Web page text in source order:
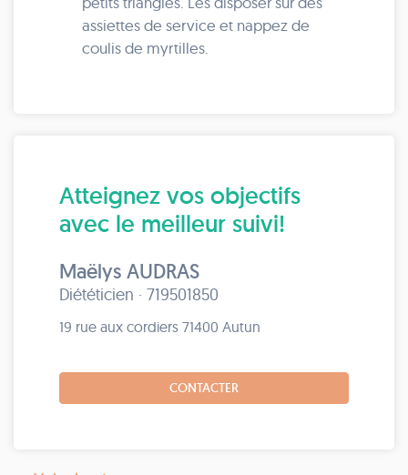
assiettes de service et nappez de
coulis de myrtilles.
Atteignez vos objectifs
avec le meilleur suivi!
Maëlys AUDRAS
Diététicien · 719501850
19 rue aux cordiers 71400 Autun
CONTACTER